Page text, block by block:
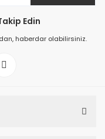
Edin
haberdar olabilirsiniz.